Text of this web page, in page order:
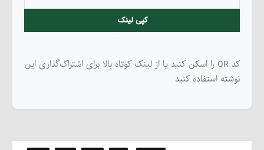
کپی لینک
کد QR را اسکن کنید یا از لینک کوتاه بالا برای اشتراک‌گذاری این
نوشته استفاده کنید